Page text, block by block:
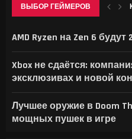
ВЫБОР ГЕЙМЕРОВ
AMD Ryzen на Zen 6
Xbox не сдаётся:
эксклюзивах и новой
Лучшее оружие в Doom
мощных пушек в игре